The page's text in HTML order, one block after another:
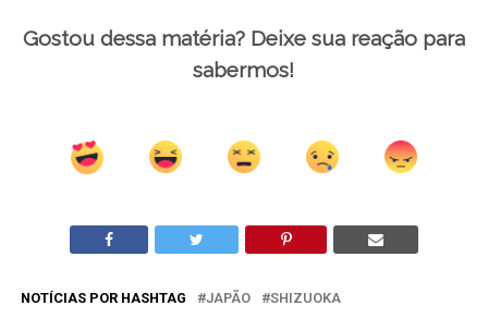
Gostou dessa matéria? Deixe sua reação para
sabermos!
NOTÍCIAS POR HASHTAG JAPÃO SHIZUOKA